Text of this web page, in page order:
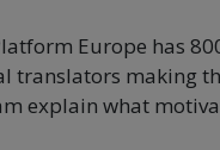
Europe has
translators making
explain what